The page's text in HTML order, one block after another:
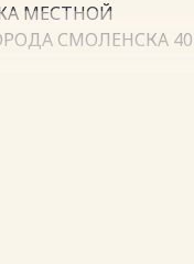
МЕСТНОЙ
СМОЛЕНСКА 40
45
60